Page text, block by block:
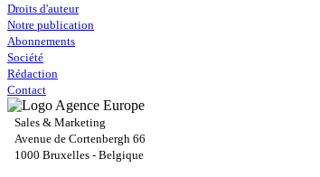
Droits d'auteur
Notre publication
Abonnements
Société
Rédaction
Contact
Sales & Marketing
Avenue de Cortenbergh 66
1000 Bruxelles - Belgique